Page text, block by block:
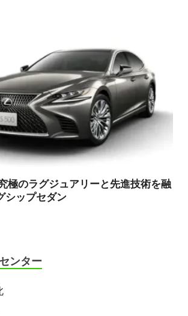
極のラグジュアリーと先進技術を融
シップセダン
ンター